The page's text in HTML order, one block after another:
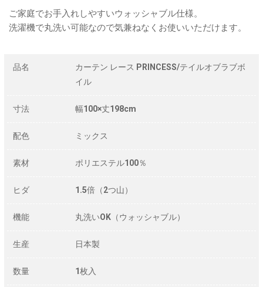
ご家庭でお手入れしやすいウォッシャブル仕様。
洗濯機で丸洗い可能なので気兼ねなくお使いいただけます。
品名
カーテン レース PRINCESS/テイルオブラブボ
イル
寸法 幅100×丈198cm
配色 ミックス
素材 ポリエステル100％
ヒダ 1.5倍（2つ山）
機能 丸洗いOK（ウォッシャブル）
生産 日本製
数量 1枚入